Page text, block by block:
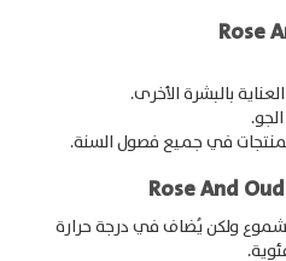
بالبشرة الأخرى.
في جميع فصول السنة.
ولكن يُضاف في درجة حرارة